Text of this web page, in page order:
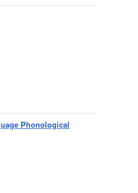
Phonological